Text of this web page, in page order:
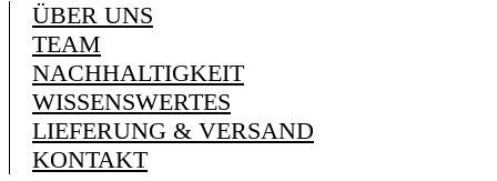
ÜBER UNS
TEAM
NACHHALTIGKEIT
WISSENSWERTES
LIEFERUNG & VERSAND
KONTAKT